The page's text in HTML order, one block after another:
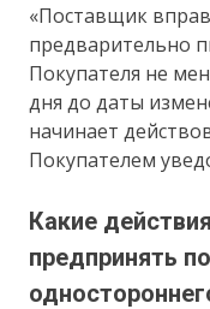
«Поставщик
предварительно
Покупателя не
дня до даты
начинает
Покупателем
Какие
предпринять